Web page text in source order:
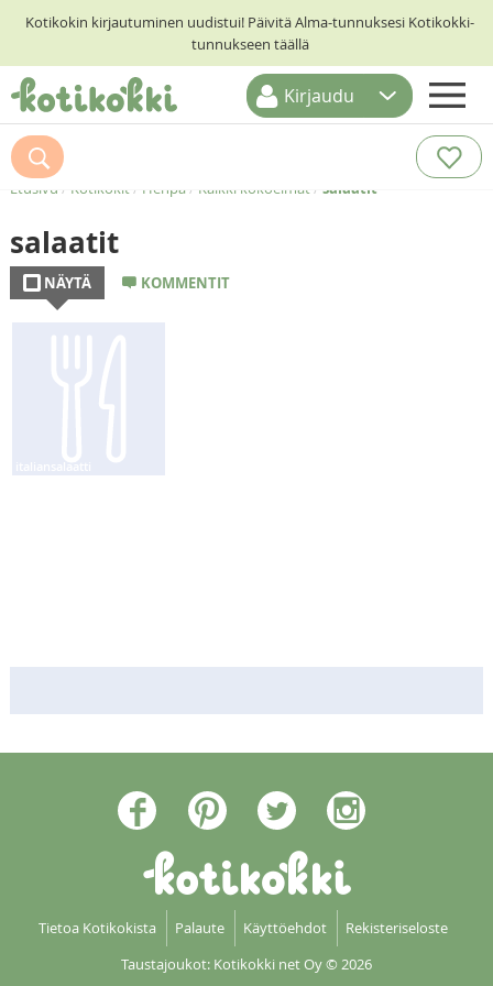
Kotikokin kirjautuminen uudistui! Päivitä Alma-tunnuksesi Kotikokki-
tunnukseen täällä
ETUSIVU
RESEPTIHAKU
RUOKATEEMAT
KESKUSTELUT
KOTIKOKIT
Kirjaudu
Etusivu / Kotikokit/ Henpa/ Kaikki kokoelmat/ salaatit
salaatit
NÄYTÄ KOMMENTIT
Tietoa Kotikokista Palaute Käyttöehdot
Rekisteriseloste
Taustajoukot: Kotikokki net Oy© 2026